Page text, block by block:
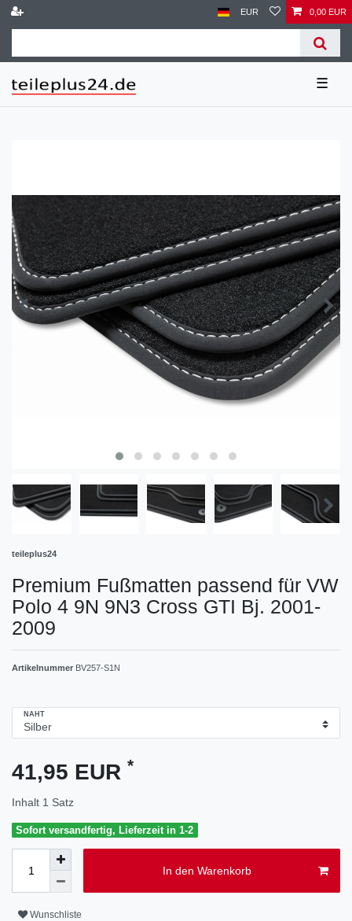
EUR 0,00 EUR
☰
teileplus24
Premium Fußmatten passend für VW
Polo 4 9N 9N3 Cross GTI Bj. 2001-
2009
Artikelnummer BV257-S1N
NAHT
41,95 EUR *
Inhalt 1 Satz
Sofort versandfertig, Lieferzeit in 1-2
In den Warenkorb
Wunschliste